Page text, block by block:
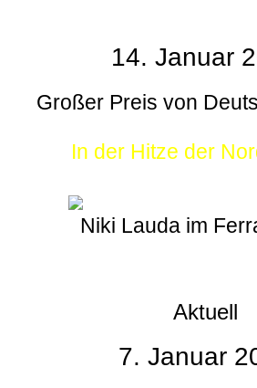
14. Januar
Großer Preis von
In der Hitze der
Niki Lauda im
Aktuell
7. Januar